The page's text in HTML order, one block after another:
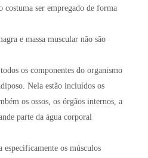
costuma ser empregado de forma
e massa muscular não são
os componentes do organismo
Nela estão incluídos os
os ossos, os órgãos internos, a
parte da água corporal
especificamente os músculos